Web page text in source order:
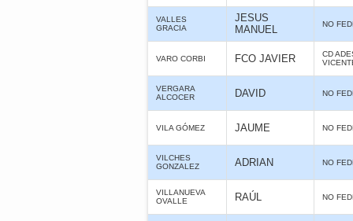
VALLES
GRACIA
JESUS
MANUEL
NO
VARO CORBI FCO JAVIER
CD
VERGARA
ALCOCER
DAVID NO
VILA GÓMEZ JAUME NO
VILCHES
GONZALEZ
ADRIAN NO
VILLANUEVA
OVALLE
RAÚL NO